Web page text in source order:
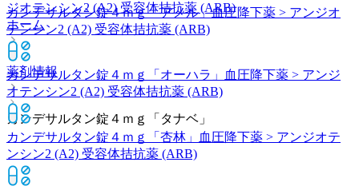
ジオテンシン2 (A2) 受容体拮抗薬 (ARB)
ホーム
薬剤情報
カンデサルタン錠４ｍｇ「タナベ」
カンデサルタン錠４ｍｇ「アメル」血圧降下薬 > アンジオ
テンシン2 (A2) 受容体拮抗薬 (ARB)
カンデサルタン錠４ｍｇ「オーハラ」
血圧降下薬 > アンジ
オテンシン2 (A2) 受容体拮抗薬 (ARB)
カンデサルタン錠４ｍｇ「杏林」
血圧降下薬 > アンジオテ
ンシン2 (A2) 受容体拮抗薬 (ARB)